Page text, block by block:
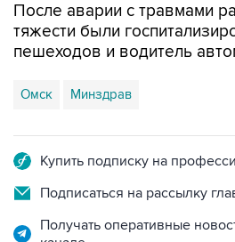
После аварии с травмами
тяжести были
пешеходов и водитель
Омск Минздрав
Купить подписку на
Подписаться на рассылку
Получать оперативные